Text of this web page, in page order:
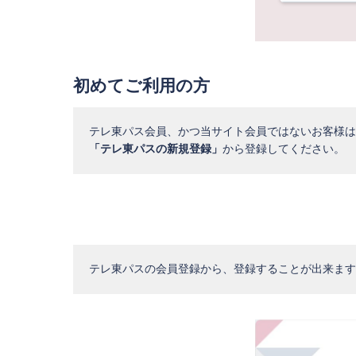
初めてご利用の方
テレ東パス会員、かつ当サイト会員ではないお客様
「テレ東パスの新規登録」 から登録してください。
テレ東パスの会員登録から、登録することが出来ま